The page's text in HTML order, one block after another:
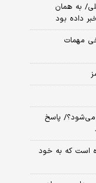
به همان
داده بود
مهمات
می‌شود؟/ پاسخ
است که به خود